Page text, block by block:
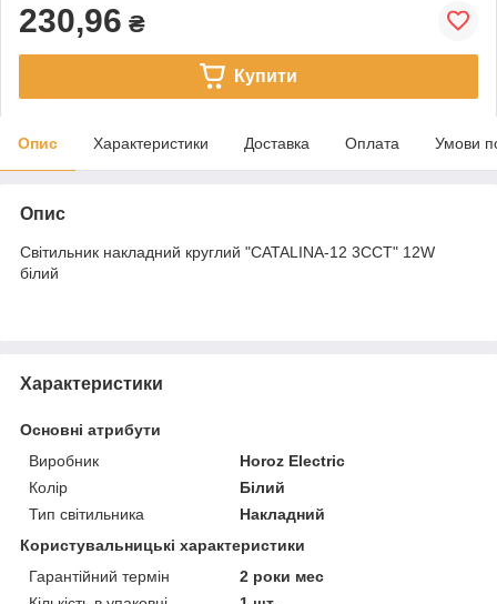
230,96 ₴
Купити
Опис Характеристики Доставка Оплата Умови
Опис
Світильник накладний круглий "CATALINA-12 3CCT" 12W
білий
Характеристики
Основні атрибути
Виробник
Horoz Electric
Колір
Білий
Тип світильника
Накладний
Користувальницькі характеристики
Гарантійний термін
2 роки мес